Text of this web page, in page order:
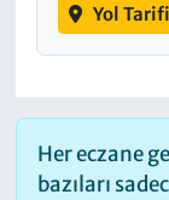
Yol
Her eczane
bazıları